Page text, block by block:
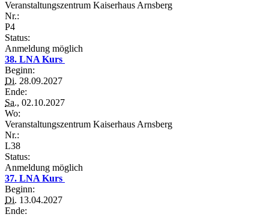
Veranstaltungszentrum Kaiserhaus Arnsberg
Nr.:
P4
Status:
Anmeldung möglich
38. LNA Kurs
Beginn:
Di. 28.09.2027
Ende:
Sa., 02.10.2027
Wo:
Veranstaltungszentrum Kaiserhaus Arnsberg
Nr.:
L38
Status:
Anmeldung möglich
37. LNA Kurs
Beginn:
Di. 13.04.2027
Ende: